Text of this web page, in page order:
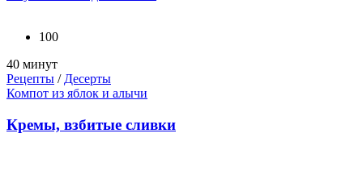
100
40 минут
Рецепты / Десерты
Компот из яблок и алычи
Кремы, взбитые сливки